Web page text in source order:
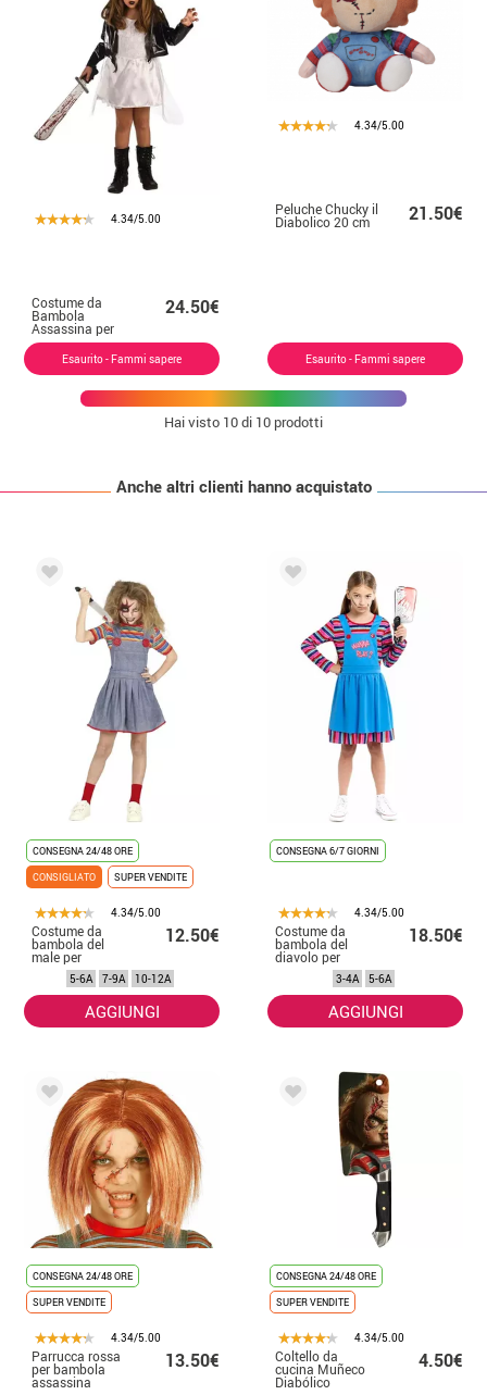
4.34/5.00
Costume da
Bambola
Assassina per
bambina
24.50€
Esaurito - Fammi sapere
4.34/5.00
Peluche Chucky il
Diabolico 20 cm 21.50€
Esaurito - Fammi sapere
Hai visto 10di 10 prodotti
Anche altri clienti hanno acquistato
CONSEGNA 24/48 ORE
CONSIGLIATO
SUPER VENDITE
4.34/5.00
Costume da
bambola del
male per
bambina
12.50€
5-6A 7-9A 10-12A
AGGIUNGI
CONSEGNA 6/7 GIORNI
4.34/5.00
Costume da
bambola del
diavolo per
bambine
18.50€
3-4A 5-6A
AGGIUNGI
CONSEGNA 24/48 ORE
SUPER VENDITE
4.34/5.00
Parrucca rossa
per bambola
assassina
13.50€
CONSEGNA 24/48 ORE
SUPER VENDITE
4.34/5.00
Coltello da
cucina Muñeco
Diabólico
4.50€